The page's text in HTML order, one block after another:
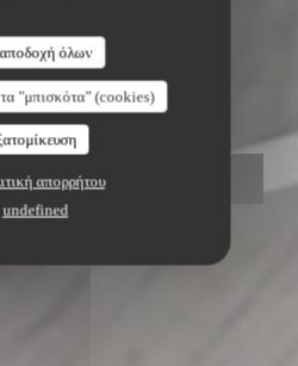
όλων
"μπισκότα" (cookies)
απορρήτου
undefined
ΤΡΑΠΕΖΙΟΎ